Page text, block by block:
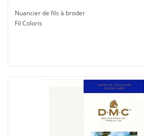
Nuancier de fils à broder
Fil Coloris